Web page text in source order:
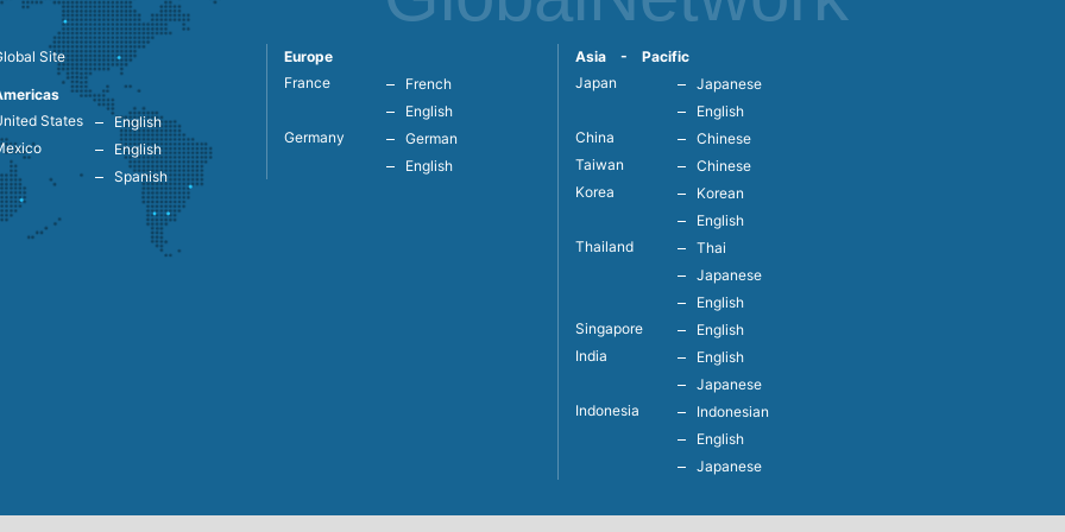
Site
States
English
English
Spanish
Europe
France
French
English
Germany
German
English
Asia - Pacific
Japan
Japanese
English
China
Chinese
Taiwan
Chinese
Korea
Korean
English
Thailand
Thai
Japanese
English
Singapore
English
India
English
Japanese
Indonesia
Indonesian
English
Japanese